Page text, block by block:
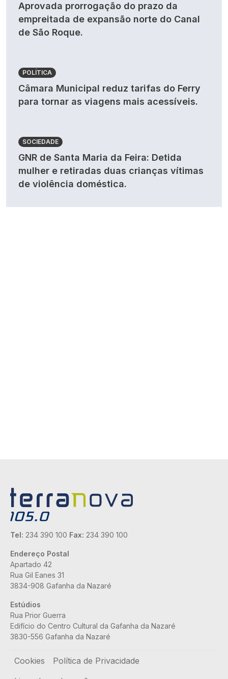
Aprovada prorrogação do prazo da
empreitada de expansão norte do Canal
de São Roque.
POLÍTICA
Câmara Municipal reduz tarifas do Ferry
para tornar as viagens mais acessíveis.
SOCIEDADE
GNR de Santa Maria da Feira: Detida
mulher e retiradas duas crianças vítimas
de violência doméstica.
Tel: 234 390 100 Fax: 234 390 100
Endereço Postal
Apartado 42
Rua Gil Eanes 31
3834-908 Gafanha da Nazaré
Estúdios
Rua Prior Guerra
Edifício do Centro Cultural da Gafanha da Nazaré
3830-556 Gafanha da Nazaré
Rodapé
Cookies
Política de Privacidade